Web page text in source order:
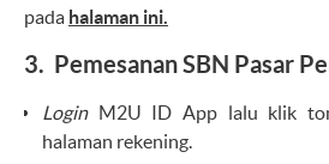
pada halaman ini.
3. Pemesanan SBN Pasar
LoginM2U ID App lalu klik
halaman rekening.